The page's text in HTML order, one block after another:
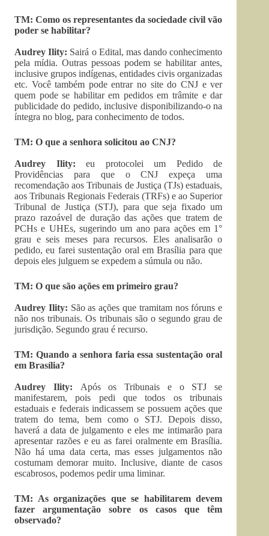
TM: Como os representantes da sociedade civil vão
poder se habilitar?
Audrey Ility: Sairá o Edital, mas dando conhecimento
pela mídia. Outras pessoas podem se habilitar antes,
inclusive grupos indígenas, entidades civis organizadas
etc. Você também pode entrar no site do CNJ e ver
quem pode se habilitar em pedidos em trâmite e dar
publicidade do pedido, inclusive disponibilizando-o na
íntegra no blog, para conhecimento de todos.
TM: O que a senhora solicitou ao CNJ?
Audrey Ility: eu protocolei um Pedido de
Providências para que o CNJ expeça uma
recomendação aos Tribunais de Justiça (TJs) estaduais,
aos Tribunais Regionais Federais (TRFs) e ao Superior
Tribunal de Justiça (STJ), para que seja fixado um
prazo razoável de duração das ações que tratem de
PCHs e UHEs, sugerindo um ano para ações em 1°
grau e seis meses para recursos. Eles analisarão o
pedido, eu farei sustentação oral em Brasília para que
depois eles julguem se expedem a súmula ou não.
TM: O que são ações em primeiro grau?
Audrey Ility: São as ações que tramitam nos fóruns e
não nos tribunais. Os tribunais são o segundo grau de
jurisdição. Segundo grau é recurso.
TM: Quando a senhora faria essa sustentação oral
em Brasília?
Audrey Ility: Após os Tribunais e o STJ se
manifestarem, pois pedi que todos os tribunais
estaduais e federais indicassem se possuem ações que
tratem do tema, bem como o STJ. Depois disso,
haverá a data de julgamento e eles me intimarão para
apresentar razões e eu as farei oralmente em Brasília.
Não há uma data certa, mas esses julgamentos não
costumam demorar muito. Inclusive, diante de casos
escabrosos, podemos pedir uma liminar.
TM: As organizações que se habilitarem devem
fazer argumentação sobre os casos que têm
observado?